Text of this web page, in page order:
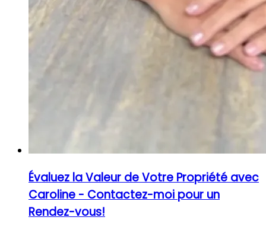
Évaluez la Valeur de Votre Propriété avec
Caroline - Contactez-moi pour un
Rendez-vous!